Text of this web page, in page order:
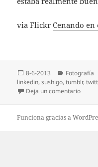
via FlickrCenando en
Publicado
el
8-6-2013 Categorías
Fotografía
linkedin,sushigo,tumblr,
Deja un comentarioen
Funciona gracias a